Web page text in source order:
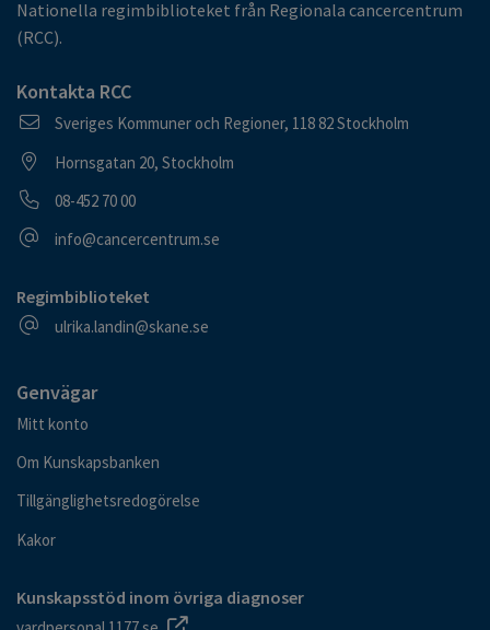
Nationella regimbiblioteket från Regionala cancercentrum
(RCC).
Kontakta RCC
Postadress
Sveriges Kommuner och Regioner, 118 82 Stockholm
Besöksadress
Hornsgatan 20, Stockholm
Telefonnummer
08-452 70 00
E-postadress
info@cancercentrum.se
Regimbiblioteket
E-postadress
ulrika.landin@skane.se
Genvägar
Mitt konto
Om Kunskapsbanken
Tillgänglighetsredogörelse
Kakor
Kunskapsstöd inom övriga diagnoser